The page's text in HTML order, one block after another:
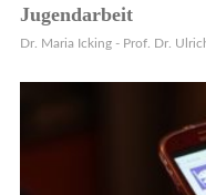
Jugendarbeit
Dr. Maria Icking - Prof. Dr.